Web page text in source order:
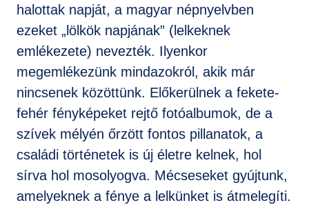
halottak napját, a magyar népnyelvben
ezeket „lölkök napjának” (lelkeknek
emlékezete) nevezték. Ilyenkor
megemlékezünk mindazokról, akik már
nincsenek közöttünk. Előkerülnek a fekete-
fehér fényképeket rejtő fotóalbumok, de a
szívek mélyén őrzött fontos pillanatok, a
családi történetek is új életre kelnek, hol
sírva hol mosolyogva. Mécseseket gyújtunk,
amelyeknek a fénye a lelkünket is átmelegíti.